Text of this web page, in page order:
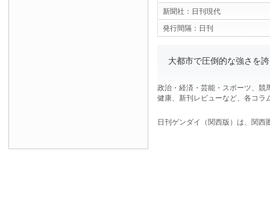
新聞社： 日刊現代
発行間隔： 日刊
大都市で圧倒的な強さを
政治・経済・芸能・スポーツ、競
健康、新刊レビューなど、各コラ
日刊ゲンダイ（関西版）は、関